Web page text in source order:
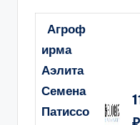
Агроф
ирма
Аэлита
Семена
Патиссо